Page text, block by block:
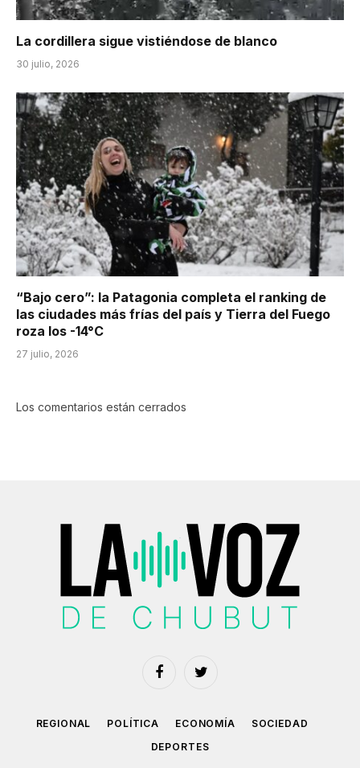
La cordillera sigue vistiéndose de blanco
30 julio, 2026
“Bajo cero”: la Patagonia completa el ranking de
las ciudades más frías del país y Tierra del Fuego
roza los -14°C
27 julio, 2026
Los comentarios están cerrados
FacebookTwitter
REGIONAL POLÍTICA ECONOMÍA
SOCIEDAD
DEPORTES